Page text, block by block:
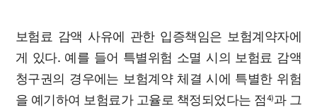
보험료 감액 사유에 관한 입증책임은 보험계약자에
게 있다. 예를 들어 특별위험 소멸 시의 보험료 감액
청구권의 경우에는 보험계약 체결 시에 특별한 위험
을 예기하여 보험료가 고율로 책정되었다는 점4)과 그